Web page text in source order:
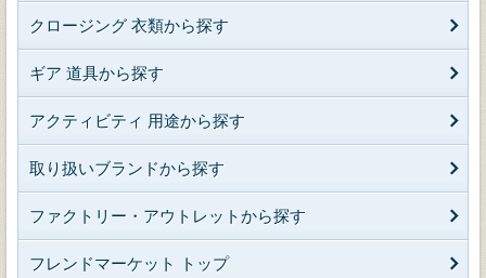
クロージング 衣類から探す
ギア 道具から探す
アクティビティ 用途から探す
取り扱いブランドから探す
ファクトリー・アウトレットから探す
フレンドマーケット トップ